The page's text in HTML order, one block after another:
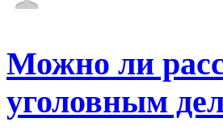
Можно ли
уголовным